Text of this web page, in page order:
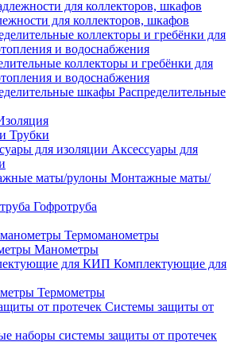
для коллекторов, шкафов
коллекторы и гребёнки для
и водоснабжения
Распределительные
Трубки
Аксессуары для
Монтажные маты/
Гофротруба
Термоманометры
Манометры
Комплектующие для
Термометры
Системы защиты от